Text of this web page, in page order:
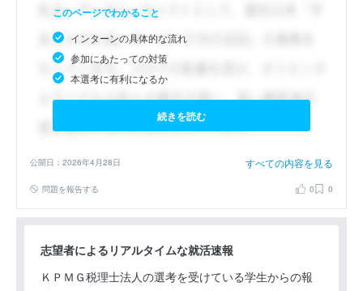
このページでわかること
インターンの具体的な流れ
参加にあたっての対策
本選考に有利になるか
続きを読む
公開日：2026年4月28日 すべての内容を見る
問題を報告する 0 0
志望者によるリアルタイムな就活速報
ＫＰＭＧ税理士法人の選考を受けている学生からの報